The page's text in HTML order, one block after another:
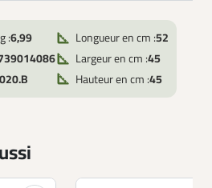
:6,99
Longueur en cm :52
Largeur en cm :45
Hauteur en cm :45